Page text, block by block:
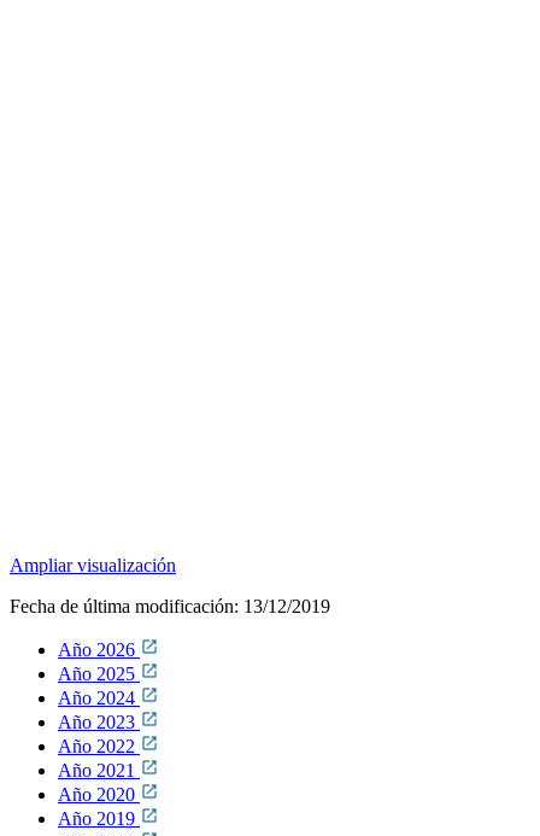
Ampliar visualización
Fecha de última modificación: 13/12/2019
Año 2026
Año 2025
Año 2024
Año 2023
Año 2022
Año 2021
Año 2020
Año 2019